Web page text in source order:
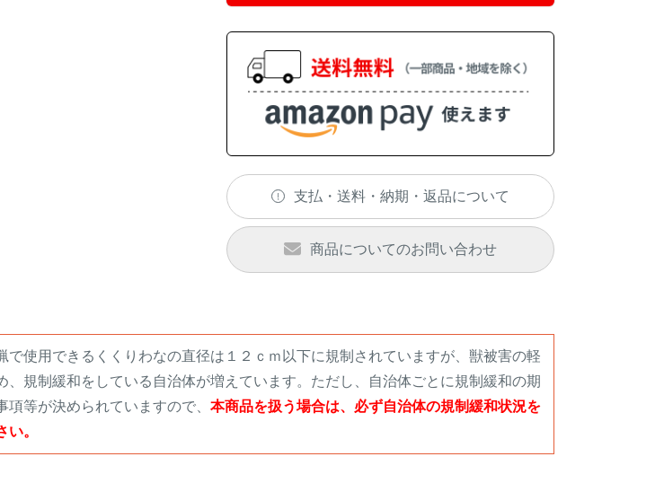
支払・送料・納期・返品について
商品についてのお問い合わせ
で使用できるくくりわなの直径は１２ｃｍ以下に規制されていますが、獣被害の軽
、規制緩和をしている自治体が増えています。ただし、自治体ごとに規制緩和の期
項等が決められていますので、 本商品を扱う場合は、必ず自治体の規制緩和状況を
。